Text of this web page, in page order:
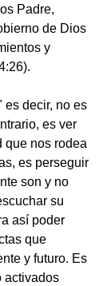
Padre,
de Dios
y
es decir, no es
es ver
que nos rodea
es perseguir
son y no
su
así poder
que
y futuro. Es
activados